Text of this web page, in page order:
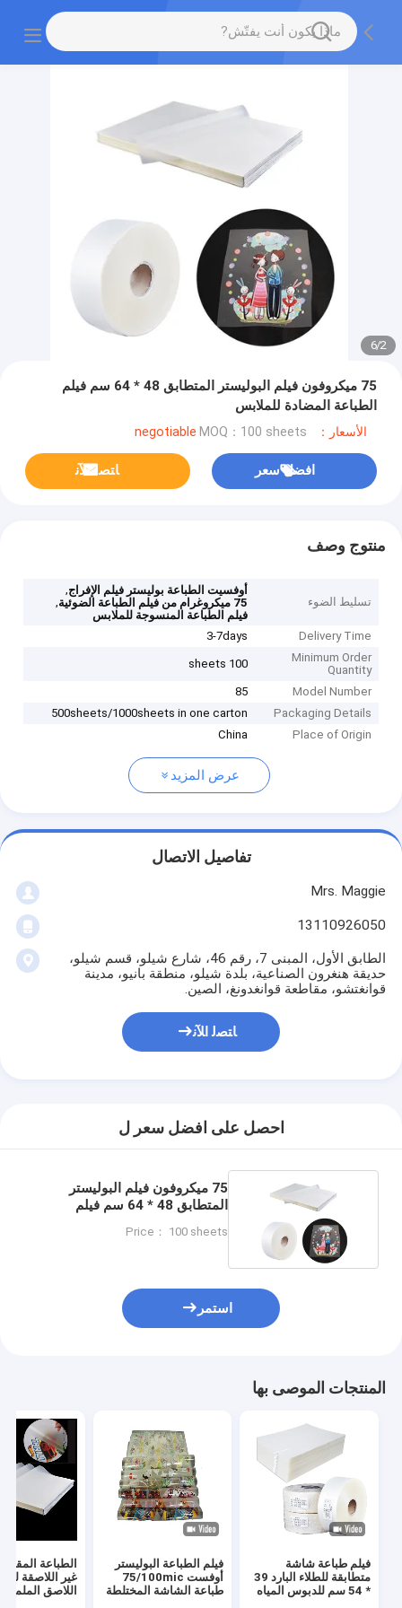
2
/
6
75 ميكروفون فيلم البوليستر المتطابق 48 * 64 سم فيلم
الطباعة المضادة للملابس
الأسعار：negotiable MOQ：100 sheets
افضل سعر ﺎﺘﺼﻟ ﺍﻶﻧ
منتوج وصف
تسليط الضوء
أوفسيت الطباعة بوليستر فيلم الإفراج,
75 ميكروغرام من فيلم الطباعة الضوئية
,
فيلم الطباعة المنسوجة للملابس
Delivery Time
3-7days
Minimum Order
Quantity
100 sheets
Model Number
85
Packaging Details
500sheets/1000sheets in one carton
Place of Origin
China
عرض المزيد
تفاصيل الاتصال
Mrs. Maggie
13110926050
الطابق الأول، المبنى 7، رقم 46، شارع شيلو، قسم شيلو،
حديقة هنغرون الصناعية، بلدة شيلو، منطقة بانيو، مدينة
قوانغتشو، مقاطعة قوانغدونغ، الصين.
ﺎﺘﺼﻟ ﺍﻶﻧ
احصل على افضل سعر ل
75 ميكروفون فيلم البوليستر
المتطابق 48 * 64 سم فيلم
Price： 100 sheets
استمر
المنتجات الموصى بها
فيلم طباعة شاشة
متطابقة للطلاء البارد 39
* 54 سم للدبوس المياه
فيلم الطباعة البوليستر
أوفست 75/100mic
طباعة الشاشة المختلطة
الطباعة
غير اللاصقة
اللاصق الملمع